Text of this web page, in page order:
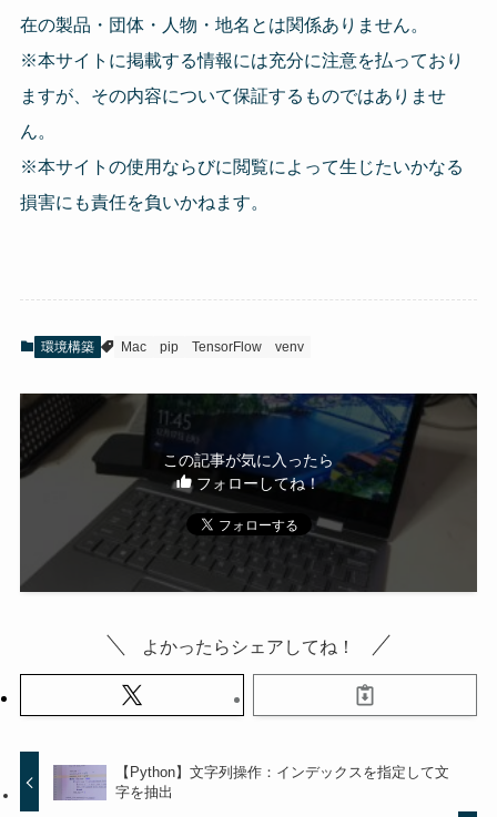
在の製品・団体・人物・地名とは関係ありません。
※本サイトに掲載する情報には充分に注意を払っており
ますが、その内容について保証するものではありませ
ん。
※本サイトの使用ならびに閲覧によって生じたいかなる
損害にも責任を負いかねます。
環境構築 Mac pip TensorFlow venv
この記事が気に入ったら
フォローしてね！
よかったらシェアしてね！
【Python】文字列操作：インデックスを指定して文
字を抽出